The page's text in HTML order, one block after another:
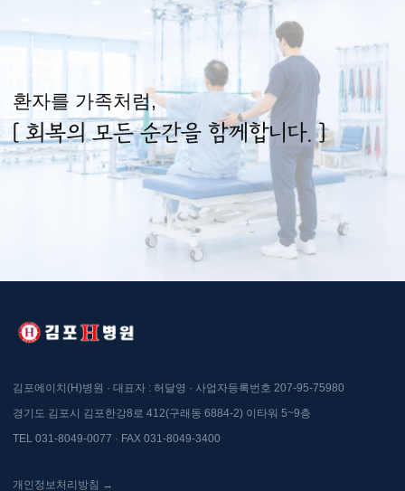
환자를 가족처럼,
[ 회복의 모든 순간을 함께합니다. ]
김포에이치(H)병원 · 대표자 : 허달영 · 사업자등록번호 207-95-75980
경기도 김포시 김포한강8로 412(구래동 6884-2) 이타워 5~9층
TEL 031-8049-0077 · FAX 031-8049-3400
개인정보처리방침 →